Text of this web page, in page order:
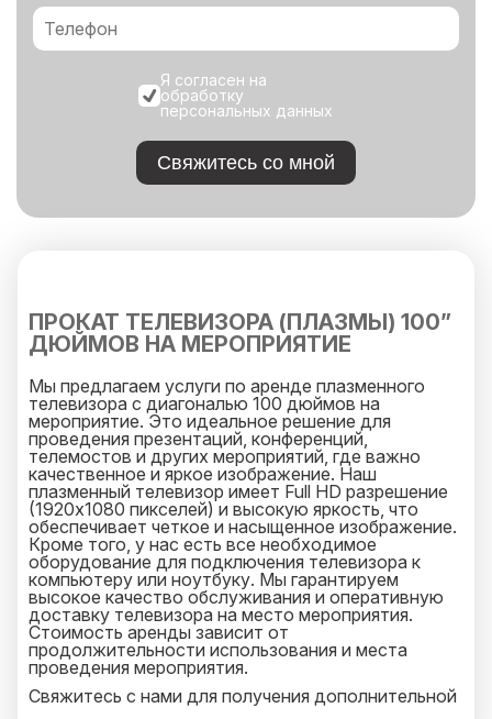
Я согласен на
обработку
персональных данных
Свяжитесь со мной
ПРОКАТ ТЕЛЕВИЗОРА (ПЛАЗМЫ) 100”
ДЮЙМОВ НА МЕРОПРИЯТИЕ
Мы предлагаем услуги по аренде плазменного
телевизора с диагональю 100 дюймов на
мероприятие. Это идеальное решение для
проведения презентаций, конференций,
телемостов и других мероприятий, где важно
качественное и яркое изображение. Наш
плазменный телевизор имеет Full HD разрешение
(1920x1080 пикселей) и высокую яркость, что
обеспечивает четкое и насыщенное изображение.
Кроме того, у нас есть все необходимое
оборудование для подключения телевизора к
компьютеру или ноутбуку. Мы гарантируем
высокое качество обслуживания и оперативную
доставку телевизора на место мероприятия.
Стоимость аренды зависит от
продолжительности использования и места
проведения мероприятия.
Свяжитесь с нами для получения дополнительной